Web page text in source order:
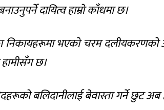
दायित्व हाम्रो काँधमा छ।
निकायहरूमा भएको चरम दलीयकरणको
हामीसँग छ।
बलिदानीलाई बेवास्ता गर्ने छुट